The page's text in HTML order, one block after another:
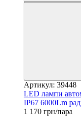
Артикул: 39448
LED лампи
IP67 6000Lm
1 170 грн/пара